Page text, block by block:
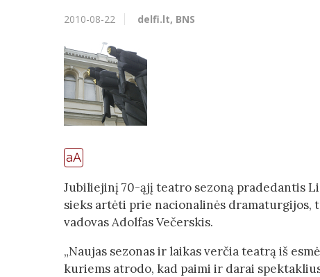
2010-08-22 delfi.lt, BNS
aA
Jubiliejinį 70-ąjį teatro sezoną pradedantis
sieks artėti prie nacionalinės dramaturgijos,
vadovas Adolfas Večerskis.
„Naujas sezonas ir laikas verčia teatrą iš
kuriems atrodo, kad paimi ir darai